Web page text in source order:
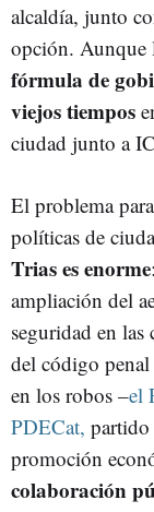
alcaldía, junto
opción. Aunque
fórmula de
viejos tiempos
ciudad junto a
El problema
políticas de
Trias es enorme
ampliación del
seguridad en
del código
en los robos –el
PDECat,
promoción
colaboración